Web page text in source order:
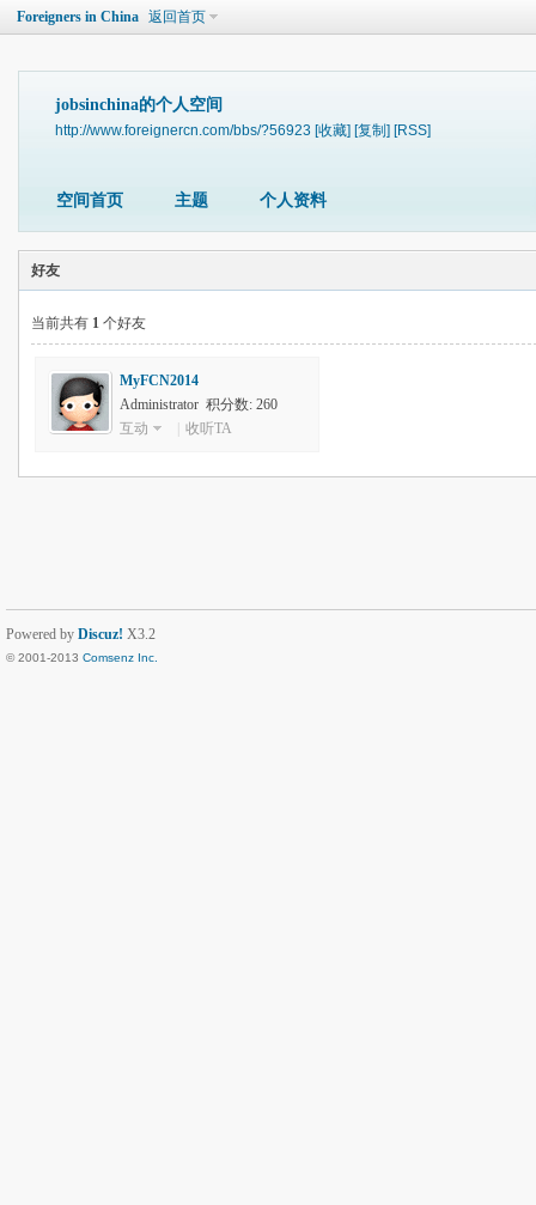
Foreigners in China 返回首页
jobsinchina的个人空间
http://www.foreignercn.com/bbs/?56923 [收藏] [复制] [RSS]
空间首页 主题 个人资料
好友
当前共有 1 个好友
MyFCN2014
Administrator 积分数: 260
互动
收听TA
Powered by Discuz! X3.2
© 2001-2013 Comsenz Inc.